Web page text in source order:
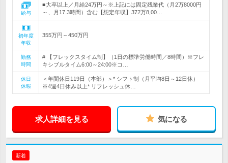
給与
■大卒以上／月給24万円～※上記には固定残業代（月2万8000円
～、月17.3時間）含む【想定年収】372万8,00…
初年度
年収
355万円～450万円
勤務
時間
# 【フレックスタイム制】（1日の標準労働時間／8時間）※フレ
キシブルタイム6:00～24:00※コ…
休日
休暇
＜年間休日119日（本部）＞* シフト制（月平均8日～12日休）
※4週4日休み以上* リフレッシュ休…
求人詳細を見る 気になる
新着